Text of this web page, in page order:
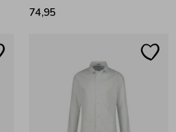
74,95